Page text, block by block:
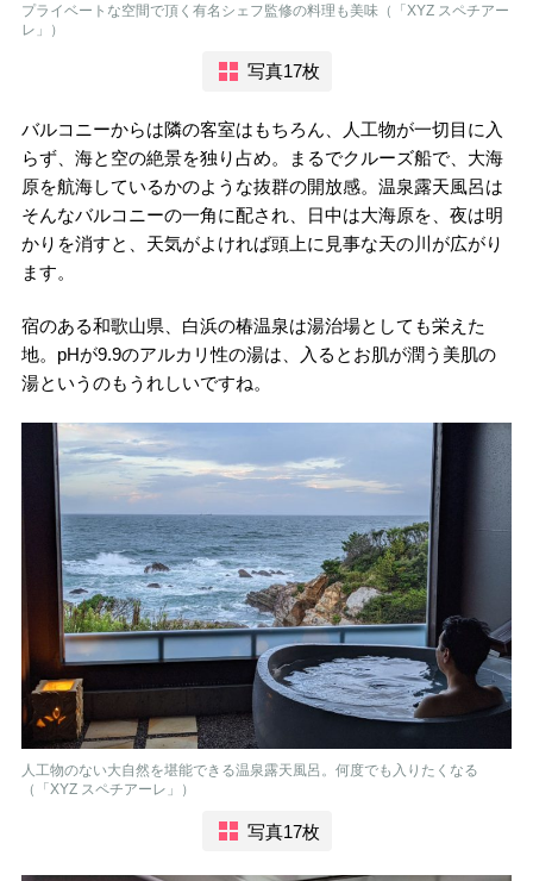
プライベートな空間で頂く有名シェフ監修の料理も美味（「XYZ スペチアー
レ」）
写真17枚
バルコニーからは隣の客室はもちろん、人工物が一切目に入
らず、海と空の絶景を独り占め。まるでクルーズ船で、大海
原を航海しているかのような抜群の開放感。温泉露天風呂は
そんなバルコニーの一角に配され、日中は大海原を、夜は明
かりを消すと、天気がよければ頭上に見事な天の川が広がり
ます。
宿のある和歌山県、白浜の椿温泉は湯治場としても栄えた
地。pHが9.9のアルカリ性の湯は、入るとお肌が潤う美肌の
湯というのもうれしいですね。
人工物のない大自然を堪能できる温泉露天風呂。何度でも入りたくなる
（「XYZ スペチアーレ」）
写真17枚